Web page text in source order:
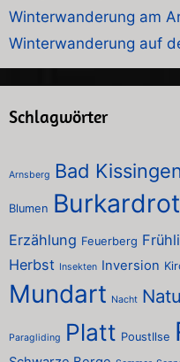
Winterwanderung am
Winterwanderung auf
Schlagwörter
Arnsberg Bad Kissingen
Blumen
Erzählung Feuerberg
Herbst Insekten Inversion
Mundart Nacht
Paragliding Platt PoustIlse